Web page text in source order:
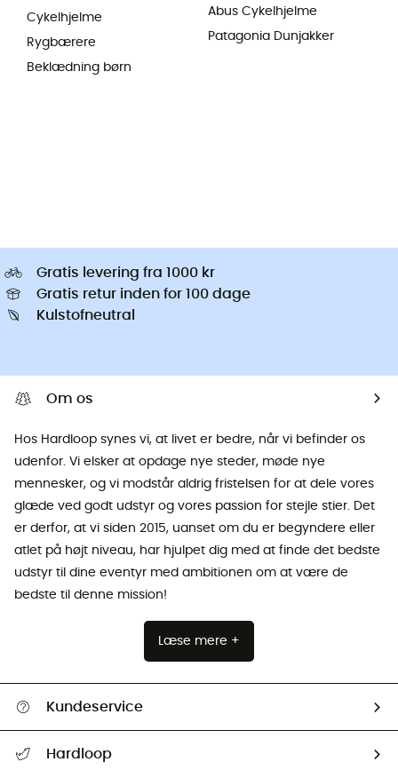
Cykelhjelme
Rygbærere
Beklædning børn
Abus Cykelhjelme
Patagonia Dunjakker
Gratis levering fra 1000 kr
Gratis retur inden for 100 dage
Kulstofneutral
Om os
Hos Hardloop synes vi, at livet er bedre, når vi befinder os
udenfor. Vi elsker at opdage nye steder, møde nye
mennesker, og vi modstår aldrig fristelsen for at dele vores
glæde ved godt udstyr og vores passion for stejle stier. Det
er derfor, at vi siden 2015, uanset om du er begyndere eller
atlet på højt niveau, har hjulpet dig med at finde det bedste
udstyr til dine eventyr med ambitionen om at være de
bedste til denne mission!
Læse mere +
Kundeservice
Hardloop